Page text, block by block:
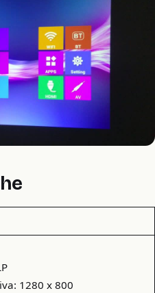
1280 x 800